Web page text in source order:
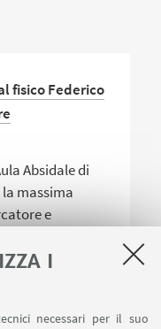
I
necessari per il suo
fisico Federico
Absidale di
massima
e